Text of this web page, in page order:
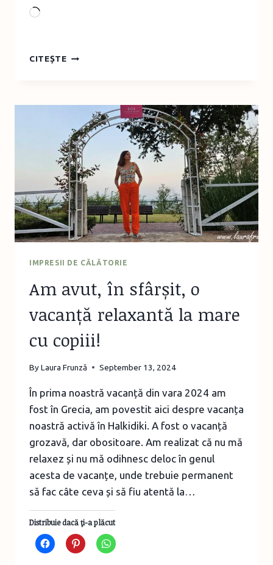
Loading…
CITEȘTESPRINT
AVENTURA
NOASTRĂ
LA
PORT
AVENTURA
PARK
IMPRESII DE CĂLĂTORIE
Am avut, în sfârșit, o
vacanță relaxantă la mare
cu copiii!
ByLaura Frunză September 13, 2024
În prima noastră vacanță din vara 2024 am
fost în Grecia, am povestit aici despre vacanța
noastră activă în Halkidiki. A fost o vacanță
grozavă, dar obositoare. Am realizat că nu mă
relaxez și nu mă odihnesc deloc în genul
acesta de vacanțe, unde trebuie permanent
să fac câte ceva și să fiu atentă la…
Distribuie dacă ţi-a plăcut